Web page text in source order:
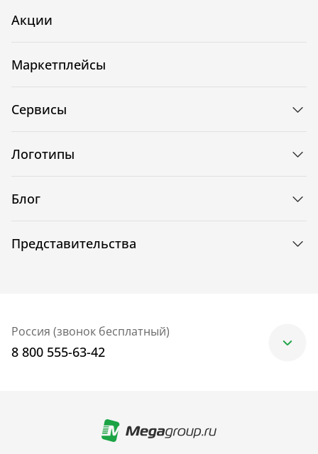
Акции
Маркетплейсы
Сервисы
Логотипы
Блог
Представительства
Россия (звонок бесплатный)
8 800 555-63-42
+7 (499) 705-30-10